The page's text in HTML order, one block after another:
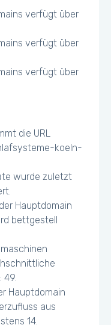
verfügt über
verfügt über
verfügt über
die URL
koeln-
wurde zuletzt
Hauptdomain
bettgestell
49.
Hauptdomain
aus
14.